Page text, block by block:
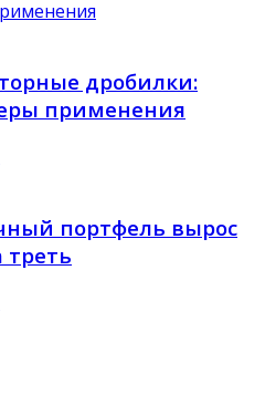
дробилки:
применения
портфель вырос
треть